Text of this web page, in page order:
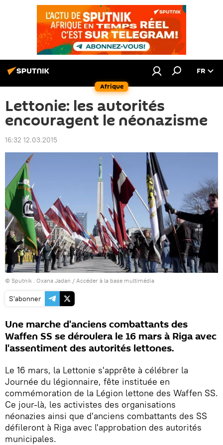
Afrique
FR
Lettonie: les autorités
encouragent le néonazisme
16:32 12.03.2015
© Sputnik . Oxana Jadan / Accéder à la base multimédia
S'abonner
Une marche d'anciens combattants des
Waffen SS se déroulera le 16 mars à Riga avec
l'assentiment des autorités lettones.
Le 16 mars, la Lettonie s'apprête à célébrer la
Journée du légionnaire, fête instituée en
commémoration de la Légion lettone des Waffen SS.
Ce jour-là, les activistes des organisations
néonazies ainsi que d'anciens combattants des SS
défileront à Riga avec l'approbation des autorités
municipales.